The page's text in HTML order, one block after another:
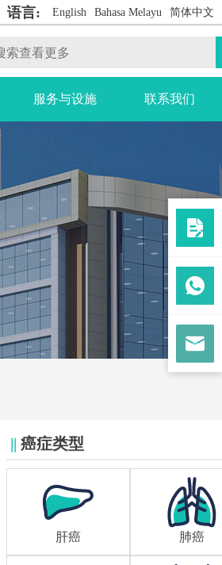
语言: English Bahasa Melayu 简体中文
服务与设施 联系我们
|| 癌症类型
肝癌 肺癌